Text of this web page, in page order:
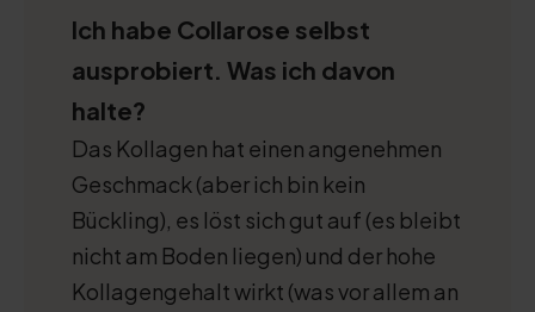
Ich habe Collarose selbst
ausprobiert. Was ich davon
halte?
Das Kollagen hat einen angenehmen
Geschmack (aber ich bin kein
Bückling), es löst sich gut auf (es bleibt
nicht am Boden liegen) und der hohe
Kollagengehalt wirkt (was vor allem an